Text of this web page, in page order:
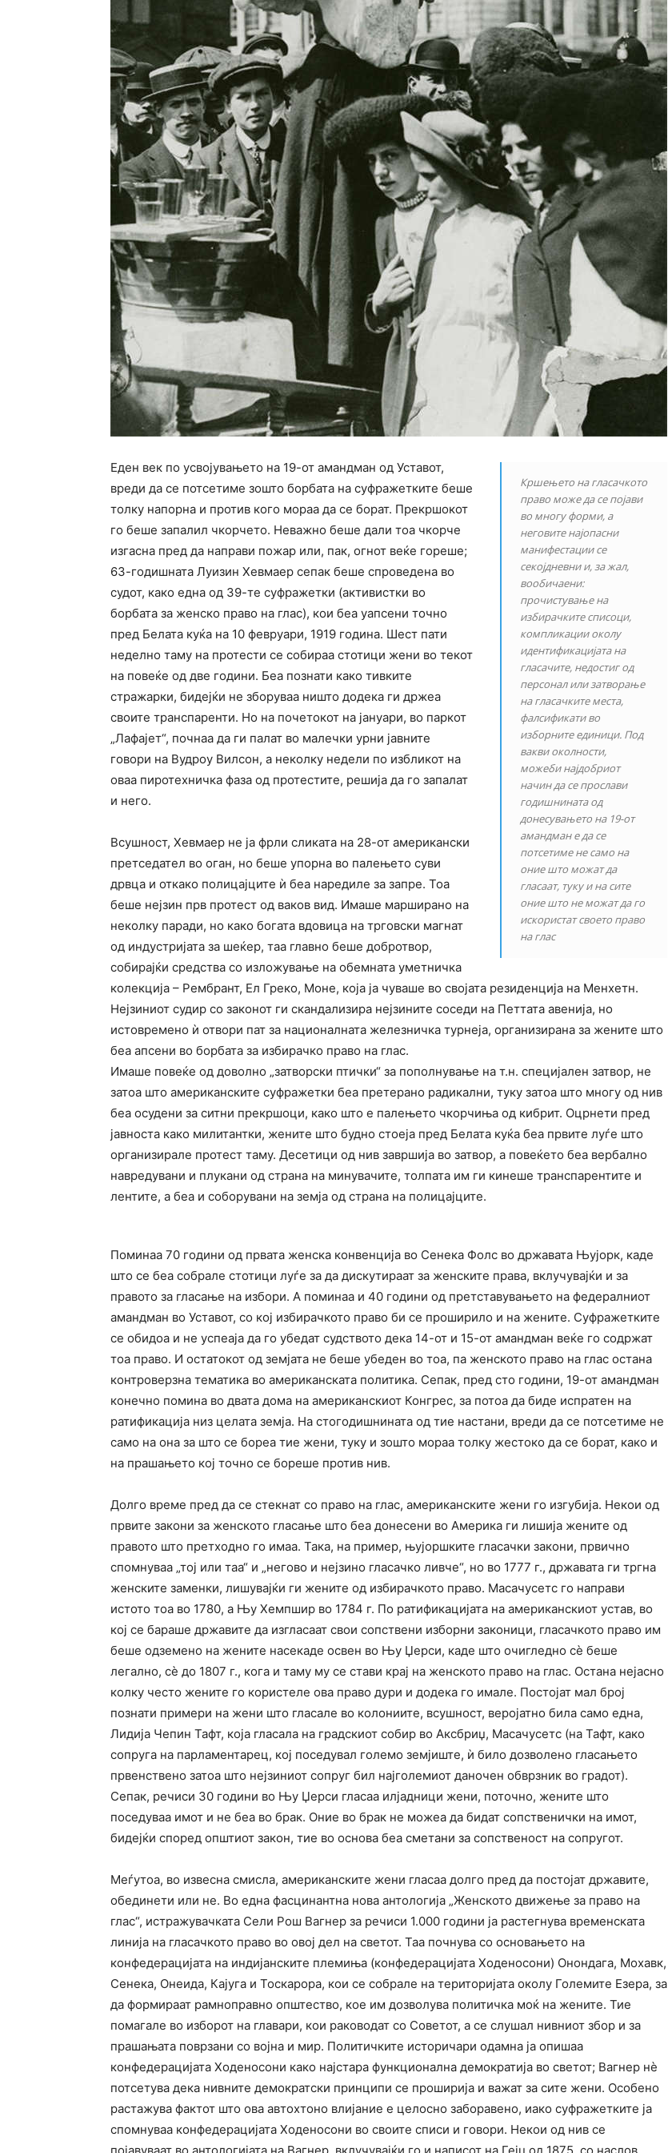
Кршењето на гласачкото
право може да се појави
во многу форми, а
неговите најопасни
манифестации се
секојдневни и, за жал,
вообичаени:
прочистување на
избирачките списоци,
компликации околу
идентификацијата на
гласачите, недостиг од
персонал или затворање
на гласачките места,
фалсификати во
изборните единици. Под
вакви околности,
можеби најдобриот
начин да се прослави
годишнината од
донесувањето на 19-от
амандман е да се
потсетиме не само на
оние што можат да
гласаат, туку и на сите
оние што не можат да го
искористат своето право
на глас
Еден век по усвојувањето на 19-от амандман од Уставот,
вреди да се потсетиме зошто борбата на суфражетките беше
толку напорна и против кого мораа да се борат. Прекршокот
го беше запалил чкорчето. Неважно беше дали тоа чкорче
изгасна пред да направи пожар или, пак, огнот веќе гореше;
63-годишната Луизин Хевмаер сепак беше спроведена во
судот, како една од 39-те суфражетки (активистки во
борбата за женско право на глас), кои беа уапсени точно
пред Белата куќа на 10 февруари, 1919 година. Шест пати
неделно таму на протести се собираа стотици жени во текот
на повеќе од две години. Беа познати како тивките
стражарки, бидејќи не зборуваа ништо додека ги држеа
своите транспаренти. Но на почетокот на јануари, во паркот
„Лафајет“, почнаа да ги палат во малечки урни јавните
говори на Вудроу Вилсон, а неколку недели по избликот на
оваа пиротехничка фаза од протестите, решија да го запалат
и него.
Всушност, Хевмаер не ја фрли сликата на 28-от американски
претседател во оган, но беше упорна во палењето суви
дрвца и откако полицајците ѝ беа наредиле за запре. Тоа
беше нејзин прв протест од ваков вид. Имаше марширано на
неколку паради, но како богата вдовица на трговски магнат
од индустријата за шеќер, таа главно беше добротвор,
собирајќи средства со изложување на обемната уметничка
колекција – Рембрант, Ел Греко, Моне, која ја чуваше во својата резиденција на Менхетн.
Нејзиниот судир со законот ги скандализира нејзините соседи на Петтата авенија, но
истовремено ѝ отвори пат за националната железничка турнеја, организирана за жените што
беа апсени во борбата за избирачко право на глас.
Имаше повеќе од доволно „затворски птички“ за пополнување на т.н. специјален затвор, не
затоа што американските суфражетки беа претерано радикални, туку затоа што многу од нив
беа осудени за ситни прекршоци, како што е палењето чкорчиња од кибрит. Оцрнети пред
јавноста како милитантки, жените што будно стоеја пред Белата куќа беа првите луѓе што
организирале протест таму. Десетици од нив завршија во затвор, а повеќето беа вербално
навредувани и плукани од страна на минувачите, толпата им ги кинеше транспарентите и
лентите, а беа и соборувани на земја од страна на полицајците.
Поминаа 70 години од првата женска конвенција во Сенека Фолс во државата Њујорк, каде
што се беа собрале стотици луѓе за да дискутираат за женските права, вклучувајќи и за
правото за гласање на избори. А поминаа и 40 години од претставувањето на федералниот
амандман во Уставот, со кој избирачкото право би се проширило и на жените. Суфражетките
се обидоа и не успеаја да го убедат судството дека 14-от и 15-от амандман веќе го содржат
тоа право. И остатокот од земјата не беше убеден во тоа, па женското право на глас остана
контроверзна тематика во американската политика. Сепак, пред сто години, 19-от амандман
конечно помина во двата дома на американскиот Конгрес, за потоа да биде испратен на
ратификација низ целата земја. На стогодишнината од тие настани, вреди да се потсетиме не
само на она за што се бореа тие жени, туку и зошто мораа толку жестоко да се борат, како и
на прашањето кој точно се бореше против нив.
Долго време пред да се стекнат со право на глас, американските жени го изгубија. Некои од
првите закони за женското гласање што беа донесени во Америка ги лишија жените од
правото што претходно го имаа. Така, на пример, њујоршките гласачки закони, првично
спомнуваа „тој или таа“ и „негово и нејзино гласачко ливче“, но во 1777 г., државата ги тргна
женските заменки, лишувајќи ги жените од избирачкото право. Масачусетс го направи
истото тоа во 1780, а Њу Хемпшир во 1784 г. По ратификацијата на американскиот устав, во
кој се бараше државите да изгласаат свои сопствени изборни законици, гласачкото право им
беше одземено на жените насекаде освен во Њу Џерси, каде што очигледно сѐ беше
легално, сѐ до 1807 г., кога и таму му се стави крај на женското право на глас. Остана нејасно
колку често жените го користеле ова право дури и додека го имале. Постојат мал број
познати примери на жени што гласале во колониите, всушност, веројатно била само една,
Лидија Чепин Тафт, која гласала на градскиот собир во Аксбриџ, Масачусетс (на Тафт, како
сопруга на парламентарец, кој поседувал големо земјиште, ѝ било дозволено гласањето
првенствено затоа што нејзиниот сопруг бил најголемиот даночен обврзник во градот).
Сепак, речиси 30 години во Њу Џерси гласаа илјадници жени, поточно, жените што
поседуваа имот и не беа во брак. Оние во брак не можеа да бидат сопственички на имот,
бидејќи според општиот закон, тие во основа беа сметани за сопственост на сопругот.
Меѓутоа, во извесна смисла, американските жени гласаа долго пред да постојат државите,
обединети или не. Во една фасцинантна нова антологија „Женското движење за право на
глас“, истражувачката Сели Рош Вагнер за речиси 1.000 години ја растегнува временската
линија на гласачкото право во овој дел на светот. Таа почнува со основањето на
конфедерацијата на индијанските племиња (конфедерацијата Ходеносони) Онондага, Мохавк,
Сенека, Онеида, Кајуга и Тоскарора, кои се собрале на територијата околу Големите Езера, за
да формираат рамноправно општество, кое им дозволува политичка моќ на жените. Тие
помагале во изборот на главари, кои раководат со Советот, а се слушал нивниот збор и за
прашањата поврзани со војна и мир. Политичките историчари одамна ја опишаа
конфедерацијата Ходеносони како најстара функционална демократија во светот; Вагнер нѐ
потсетува дека нивните демократски принципи се проширија и важат за сите жени. Особено
растажува фактот што ова автохтоно влијание е целосно заборавено, иако суфражетките ја
спомнуваа конфедерацијата Ходеносони во своите списи и говори. Некои од нив се